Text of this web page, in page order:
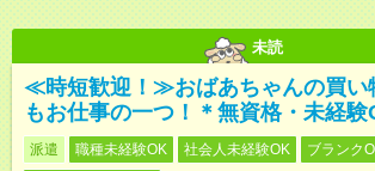
未読
≪時短歓迎！≫おばあちゃんの買い
もお仕事の一つ！＊無資格・未経験
派遣 職種未経験OK 社会人未経験OK
ブランク